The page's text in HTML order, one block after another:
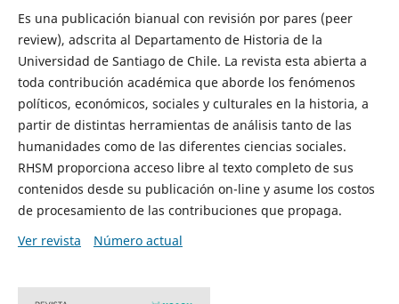
Es una publicación bianual con revisión por pares (peer
review), adscrita al Departamento de Historia de la
Universidad de Santiago de Chile. La revista esta abierta a
toda contribución académica que aborde los fenómenos
políticos, económicos, sociales y culturales en la historia, a
partir de distintas herramientas de análisis tanto de las
humanidades como de las diferentes ciencias sociales.
RHSM proporciona acceso libre al texto completo de sus
contenidos desde su publicación on-line y asume los costos
de procesamiento de las contribuciones que propaga.
Ver revista
Número actual